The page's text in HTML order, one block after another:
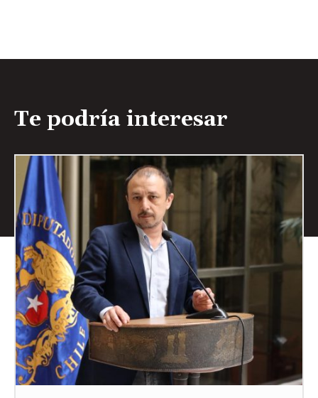
Te podría interesar